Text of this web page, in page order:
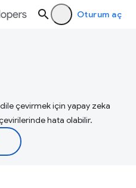
Oturum aç
çevirmek için yapay zeka
hata olabilir.